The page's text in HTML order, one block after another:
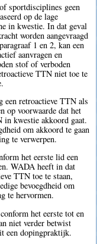
sportdisciplines geen
op de lage
in kwestie. In dat geval
worden aangevraagd
1 en 2, kan een
aanvragen en
stof of verboden
TTN niet toe te
een retroactieve TTN als
op voorwaarde dat het
in kwestie akkoord gaat.
om akkoord te gaan
te verwerpen.
het eerste lid een
WADA heeft in dat
TTN toe te staan,
bevoegdheid om
te hervormen.
het eerste tot en
niet verder betwist
een dopingpraktijk.